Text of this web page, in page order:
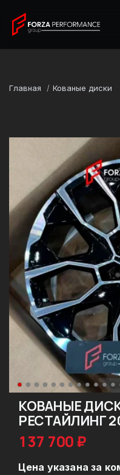
Главная Кованые диски
КОВАНЫЕ
РЕСТАЙЛИНГ
137 700 ₽
Цена указана за
Марка
BMW